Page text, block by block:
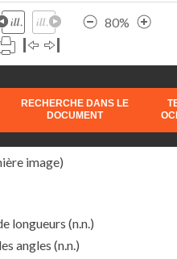
80%
RECHERCHE DANS LE
DOCUMENT
image)
longueurs (n.n.)
angles (n.n.)